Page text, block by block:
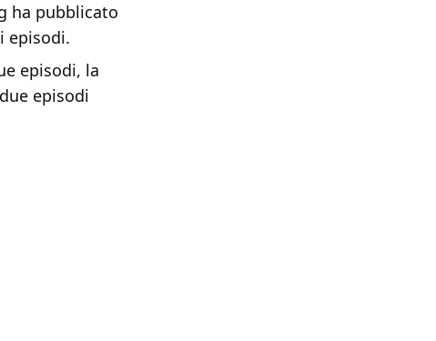
ha pubblicato
episodi.
episodi, la
episodi